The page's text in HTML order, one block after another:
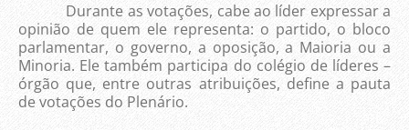
Durante as votações, cabe ao líder expressar a
opinião de quem ele representa: o partido, o bloco
parlamentar, o governo, a oposição, a Maioria ou a
Minoria. Ele também participa do colégio de líderes –
órgão que, entre outras atribuições, define a pauta
de votações do Plenário.